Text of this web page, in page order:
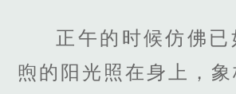
正午的时候仿佛已
煦的阳光照在身上，